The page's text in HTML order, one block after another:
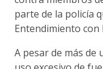
parte de la policía
Entendimiento
A pesar de más de